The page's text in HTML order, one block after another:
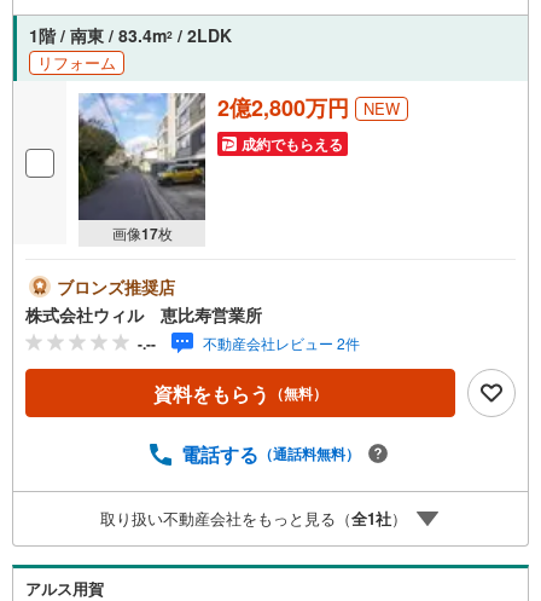
産を見た」とお伝え下さい。【資料をもらう】【室内・現
地を見学する】ボタンよりご予約いただくとご見学がスム
ーズにご案内できます。お客様のお住まいへの「希望」を
形にするべく全力でお手伝いさせていただきます。お会い
できる日を心待ちにしております。
1階 / 南東 / 83.4m2 / 2LDK
リフォーム
画像17枚
2億2,800万円 NEW
成約でもらえる
ブロンズ推奨店
株式会社ウィル 恵比寿営業所
-.-- 不動産会社レビュー 2件
資料をもらう （無料）
電話する （通話料無料）
取り扱い不動産会社をもっと見る（全1社）
アルス用賀